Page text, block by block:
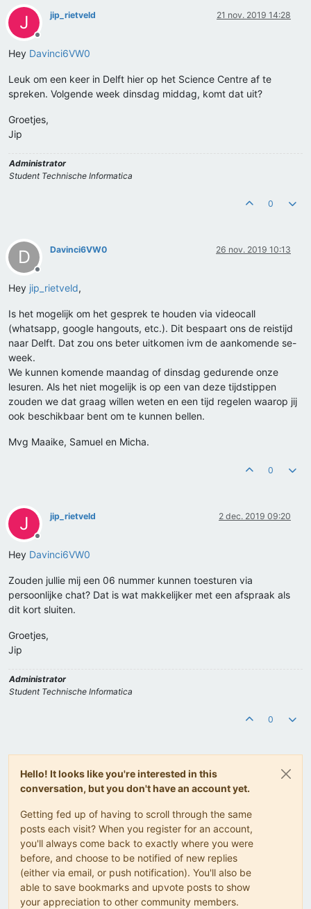
J
Offline
jip_rietveld 21 nov. 2019 14:28
Hey Davinci6VW0
Leuk om een keer in Delft hier op het Science Centre af te
spreken. Volgende week dinsdag middag, komt dat uit?
Groetjes,
Jip
Administrator
Student Technische Informatica
0
D
Offline
Davinci6VW0 26 nov. 2019 10:13
Hey jip_rietveld,
Is het mogelijk om het gesprek te houden via videocall
(whatsapp, google hangouts, etc.). Dit bespaart ons de reistijd
naar Delft. Dat zou ons beter uitkomen ivm de aankomende se-
week.
We kunnen komende maandag of dinsdag gedurende onze
lesuren. Als het niet mogelijk is op een van deze tijdstippen
zouden we dat graag willen weten en een tijd regelen waarop jij
ook beschikbaar bent om te kunnen bellen.
Mvg Maaike, Samuel en Micha.
0
J
Offline
jip_rietveld 2 dec. 2019 09:20
Hey Davinci6VW0
Zouden jullie mij een 06 nummer kunnen toesturen via
persoonlijke chat? Dat is wat makkelijker met een afspraak als
dit kort sluiten.
Groetjes,
Jip
Administrator
Student Technische Informatica
0
Hello! It looks like you're interested in this
conversation, but you don't have an account yet.
Getting fed up of having to scroll through the same
posts each visit? When you register for an account,
you'll always come back to exactly where you were
before, and choose to be notified of new replies
(either via email, or push notification). You'll also be
able to save bookmarks and upvote posts to show
your appreciation to other community members.